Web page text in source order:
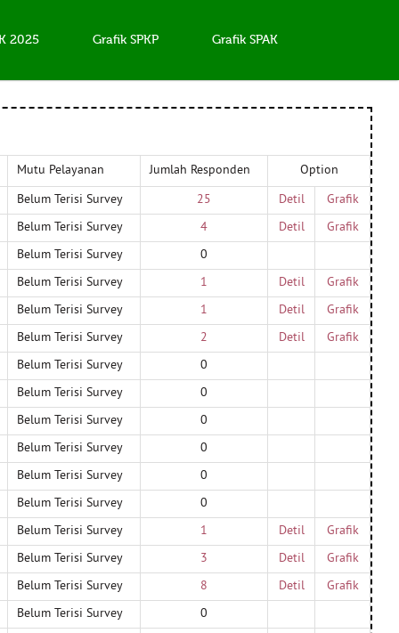
2025 Grafik SPKP Grafik SPAK
Mutu Pelayanan Jumlah Responden
Option
Belum Terisi Survey
25 Detil
Grafik
Belum Terisi Survey
4 Detil
Grafik
Belum Terisi Survey
0
Belum Terisi Survey
1 Detil
Grafik
Belum Terisi Survey
1 Detil
Grafik
Belum Terisi Survey
2 Detil
Grafik
Belum Terisi Survey
0
Belum Terisi Survey
0
Belum Terisi Survey
0
Belum Terisi Survey
0
Belum Terisi Survey
0
Belum Terisi Survey
0
Belum Terisi Survey
1 Detil
Grafik
Belum Terisi Survey
3 Detil
Grafik
Belum Terisi Survey
8 Detil
Grafik
Belum Terisi Survey
0